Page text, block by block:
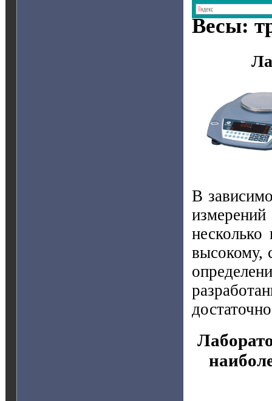
Весы:
В
высокому,